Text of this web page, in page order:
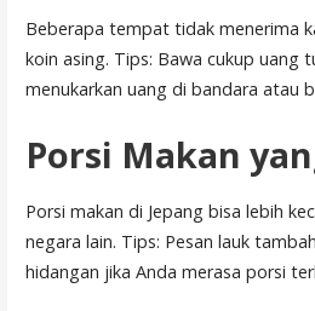
Beberapa tempat tidak menerima
koin asing. Tips: Bawa cukup uang
menukarkan uang di bandara atau
Porsi Makan
Porsi makan di Jepang bisa lebih
negara lain. Tips: Pesan lauk
hidangan jika Anda merasa porsi